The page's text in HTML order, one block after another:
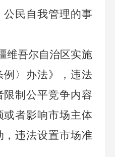
民自我管理的事
维吾尔自治区实施
〉 办法》，违法
制公平竞争内容
或者影响市场主体
，违法设置市场准